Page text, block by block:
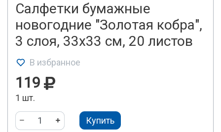
Салфетки бумажные
новогодние "Золотая кобра",
3 слоя, 33x33 см, 20 листов
В избранное
119
1 шт.
Купить